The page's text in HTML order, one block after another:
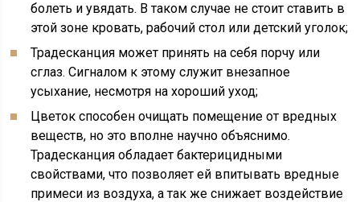
болеть и увядать. В таком случае не стоит ставить в
этой зоне кровать, рабочий стол или детский уголок;
Традесканция может принять на себя порчу или
сглаз. Сигналом к этому служит внезапное
усыхание, несмотря на хороший уход;
Цветок способен очищать помещение от вредных
веществ, но это вполне научно объяснимо.
Традесканция обладает бактерицидными
свойствами, что позволяет ей впитывать вредные
примеси из воздуха, а так же снижает воздействие